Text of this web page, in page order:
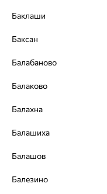
64%
бриллиант, MASTER
Баклаши
Баксан
Балабаново
Балаково
Балахна
Балашиха
Балашов
Балезино